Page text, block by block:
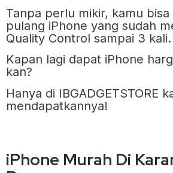
Tanpa perlu mikir, kamu
pulang iPhone yang sudah
Quality Control sampai 3 kali.
Kapan lagi dapat iPhone
kan?
Hanya di IBGADGETSTORE
mendapatkannya!
iPhone Murah Di